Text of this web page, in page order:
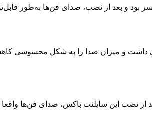
بود و بعد از نصب، صدای فن‌ها به‌طور
داشت و میزان صدا را به شکل محسوسی
از نصب این سایلنت باکس، صدای فن‌ها